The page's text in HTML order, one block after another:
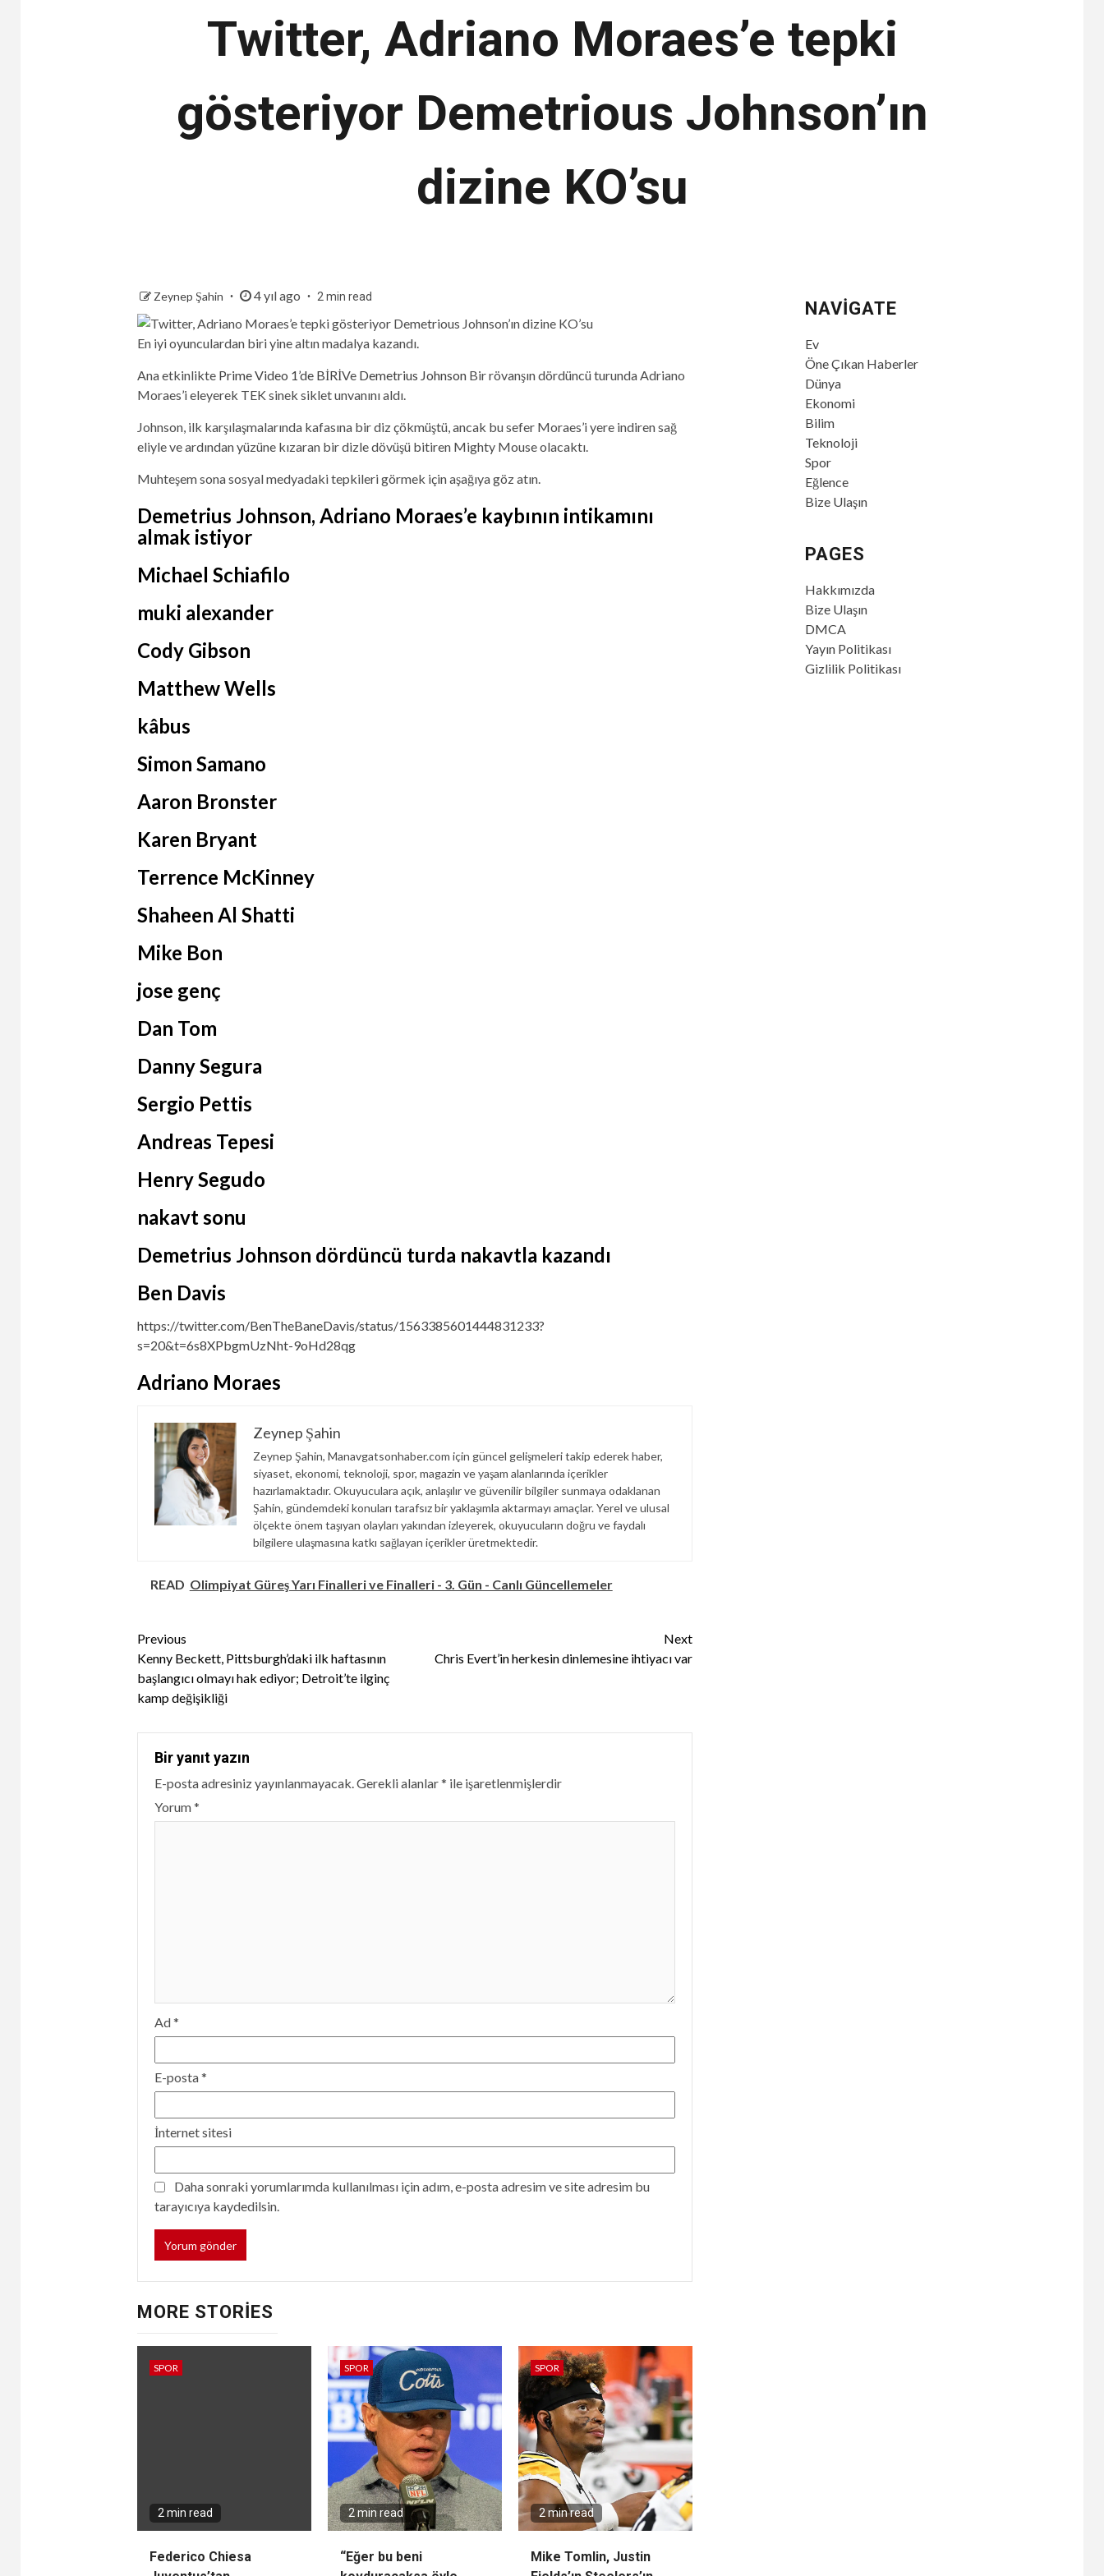
Twitter, Adriano Moraes’e tepki
gösteriyor Demetrious Johnson’ın
dizine KO’su
Zeynep Şahin 4 yıl ago 2 min read
En iyi oyunculardan biri yine altın madalya kazandı.
Ana etkinlikte Prime Video 1’de BİRİVe Demetrius JohnsonBir rövanşın dördüncü turunda Adriano
Moraes’i eleyerek TEK sinek siklet unvanını aldı.
Johnson, ilk karşılaşmalarında kafasına bir diz çökmüştü, ancak bu sefer Moraes’i yere indiren sağ
eliyle ve ardından yüzüne kızaran bir dizle dövüşü bitiren Mighty Mouse olacaktı.
Muhteşem sona sosyal medyadaki tepkileri görmek için aşağıya göz atın.
Demetrius Johnson, Adriano Moraes’e kaybının intikamını
almak istiyor
Michael Schiafilo
muki alexander
Cody Gibson
Matthew Wells
kâbus
Simon Samano
Aaron Bronster
Karen Bryant
Terrence McKinney
Shaheen Al Shatti
Mike Bon
jose genç
Dan Tom
Danny Segura
Sergio Pettis
Andreas Tepesi
Henry Segudo
nakavt sonu
Demetrius Johnson dördüncü turda nakavtla kazandı
Ben Davis
https://twitter.com/BenTheBaneDavis/status/1563385601444831233?
s=20&t=6s8XPbgmUzNht-9oHd28qg
Adriano Moraes
Zeynep Şahin
Zeynep Şahin, Manavgatsonhaber.com için güncel gelişmeleri takip ederek haber,
siyaset, ekonomi, teknoloji, spor, magazin ve yaşam alanlarında içerikler
hazırlamaktadır. Okuyuculara açık, anlaşılır ve güvenilir bilgiler sunmaya odaklanan
Şahin, gündemdeki konuları tarafsız bir yaklaşımla aktarmayı amaçlar. Yerel ve ulusal
ölçekte önem taşıyan olayları yakından izleyerek, okuyucuların doğru ve faydalı
bilgilere ulaşmasına katkı sağlayan içerikler üretmektedir.
READ Olimpiyat Güreş Yarı Finalleri ve Finalleri - 3. Gün - Canlı Güncellemeler
Continue
Reading
Previous
Kenny Beckett, Pittsburgh’daki ilk haftasının
başlangıcı olmayı hak ediyor; Detroit’te ilginç
kamp değişikliği
Next
Chris Evert’in herkesin dinlemesine ihtiyacı var
Bir yanıt yazın
E-posta adresiniz yayınlanmayacak.Gerekli alanlar* ile işaretlenmişlerdir
Yorum*
Ad*
E-posta*
İnternet sitesi
Daha sonraki yorumlarımda kullanılması için adım, e-posta adresim ve site adresim bu
tarayıcıya kaydedilsin.
MORE STORIES
SPOR
2 min read
Federico Chiesa
SPOR
2 min read
“Eğer bu beni
SPOR
2 min read
Mike Tomlin, Justin
NAVIGATE
Ev
Öne Çıkan Haberler
Dünya
Ekonomi
Bilim
Teknoloji
Spor
Eğlence
Bize Ulaşın
PAGES
Hakkımızda
Bize Ulaşın
DMCA
Yayın Politikası
Gizlilik Politikası